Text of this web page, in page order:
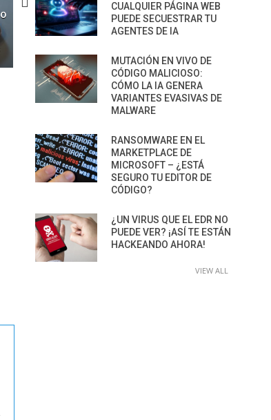
13 TÉCNICAS
RIDÍCULAMENTE FÁCILES
PARA HACKEAR Y EXPLOTAR
AGÉNTICA
CÓMO LOS HACKERS
MANIPULAN GITHUB
COPILOT DENTRO DE VS
CUALQUIER PÁGINA WEB
PUEDE SECUESTRAR TU
AGENTES DE IA
MUTACIÓN EN VIVO DE
CÓDIGO MALICIOSO:
CÓMO LA IA GENERA
VARIANTES EVASIVAS DE
MALWARE
RANSOMWARE EN EL
MARKETPLACE DE
MICROSOFT – ¿ESTÁ
SEGURO TU EDITOR DE
CÓDIGO?
¿UN VIRUS QUE EL EDR NO
PUEDE VER? ¡ASÍ TE ESTÁN
HACKEANDO AHORA!
VIEW ALL